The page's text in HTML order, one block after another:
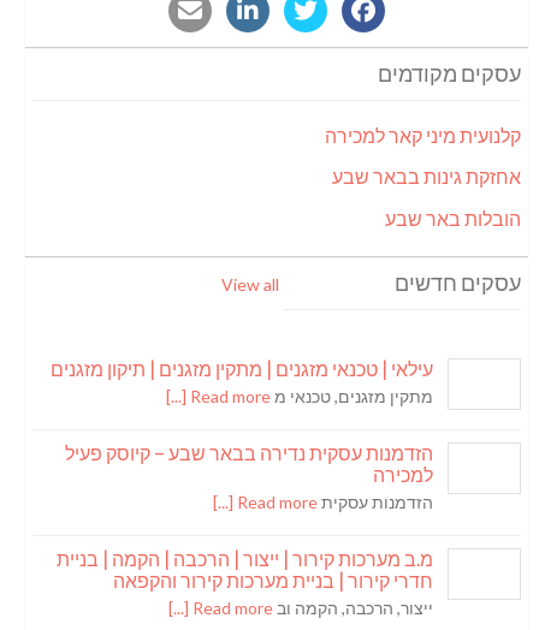
עסקים מקודמים
קלנועית מיני קאר למכירה
אחזקת גינות בבאר שבע
הובלות באר שבע
עסקים חדשים View all
עילאי | טכנאי מזגנים | מתקין מזגנים | תיקון מזגנים
מתקין מזגנים, טכנאי מRead more [...]
הזדמנות עסקית נדירה בבאר שבע – קיוסק פעיל
למכירה
הזדמנות עסקיתRead more [...]
מ.ב מערכות קירור | ייצור | הרכבה | הקמה | בניית
חדרי קירור | בניית מערכות קירור והקפאה
ייצור, הרכבה, הקמה וב Read more [...]